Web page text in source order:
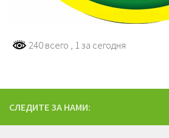
240 всего , 1 за сегодня
СЛЕДИТЕ ЗА НАМИ: